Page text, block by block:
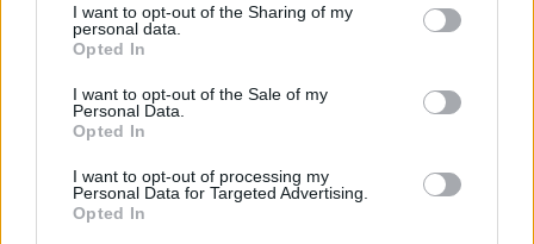
I want to opt-out of the Sharing of my
personal data.
Opted In
I want to opt-out of the Sale of my
Personal Data.
Opted In
I want to opt-out of processing my
Personal Data for Targeted Advertising.
Opted In
ARTIGOS RELACIONADOS